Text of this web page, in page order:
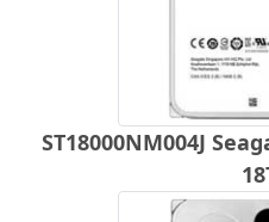
ST18000NM004J